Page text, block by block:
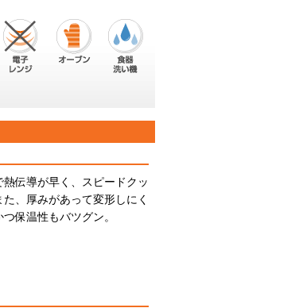
伝導が早く、スピードクッ
、厚みがあって変形しにく
保温性もバツグン。